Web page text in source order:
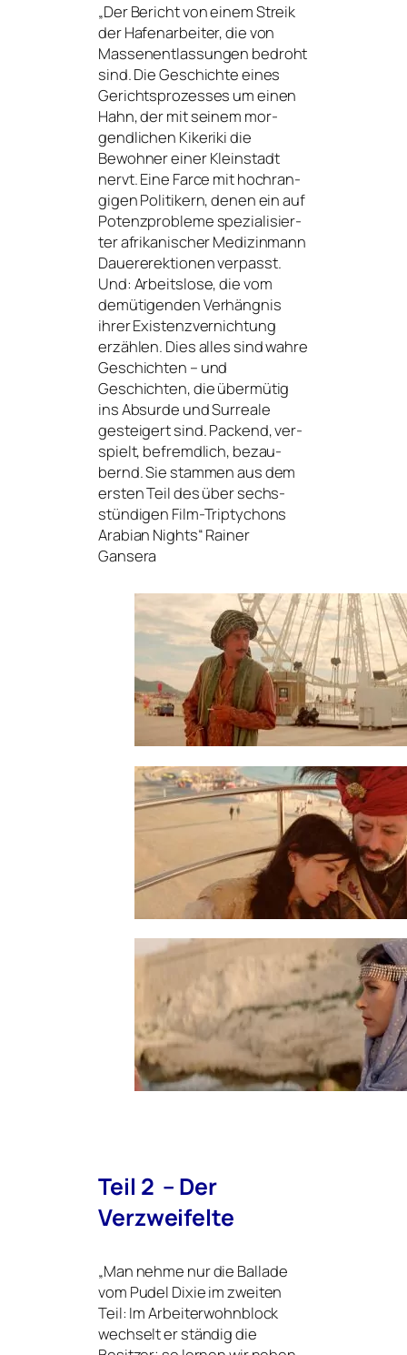
„Der Bericht von einem Streik
der Hafenarbeiter, die von
Massenentlassungen bedroht
sind. Die Geschichte eines
Gerichtsprozesses um einen
Hahn, der mit sei­nem mor­
gend­li­chen Kikeriki die
Bewohner einer Kleinstadt
nervt. Eine Farce mit hoch­ran­
gi­gen Politikern, denen ein auf
Potenzprobleme spe­zia­li­sier­
ter afri­ka­ni­scher Medizinmann
Dauererektionen ver­passt.
Und: Arbeitslose, die vom
demü­ti­gen­den Verhängnis
ihrer Existenzvernichtung
erzäh­len. Dies alles sind wah­re
Geschichten – und
Geschichten, die über­mü­tig
ins Absurde und Surreale
gestei­gert sind. Packend, ver­
spielt, befremd­lich, bezau­
bernd. Sie stam­men aus dem
ers­ten Teil des über sechs­
stün­di­gen Film-Triptychons
Arabian Nights“ Rainer
Gansera
Teil 2 – Der
Verzweifelte
„Man neh­me nur die Ballade
vom Pudel Dixie im zwei­ten
Teil: Im Arbeiterwohnblock
wech­selt er stän­dig die